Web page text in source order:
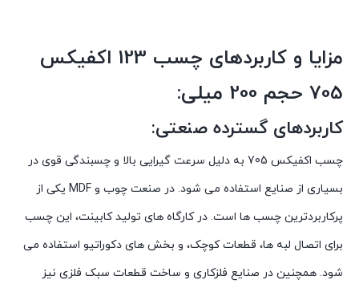
مزایا و کاربردهای چسب 123 اکفیکس
705 حجم 200 میلی:
کاربردهای گسترده صنعتی:
چسب اکفیکس 705 به دلیل سرعت گیرایی بالا و چسبندگی قوی در
بسیاری از صنایع استفاده می شود. در صنعت چوب و MDF یکی از
پرکاربردترین چسب ها است. در کارگاه های تولید کابینت، این چسب
برای اتصال لبه ها، قطعات کوچک، و بخش های دکوراتیو استفاده می
شود. همچنین در صنایع فلزکاری و ساخت قطعات سبک فلزی نیز